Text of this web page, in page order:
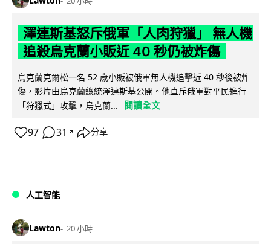
澤連斯基怒斥俄軍「人肉狩獵」 無人機
追殺烏克蘭小販近 40 秒仍被炸傷
烏克蘭克爾松一名 52 歲小販被俄軍無人機追擊近 40 秒後被炸
傷，影片由烏克蘭總統澤連斯基公開。他直斥俄軍對平民進行
「狩獵式」攻擊，烏克蘭...
閱讀全文
97 31 ↗ 分享
人工智能
Lawton 20 小時